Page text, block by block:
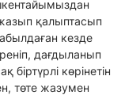
қалыптасып
кезде
дағдыланып
көрінетін
төте жазумен